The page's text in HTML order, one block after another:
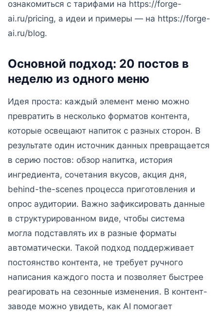
ознакомиться с тарифами на https://forge-
ai.ru/pricing, а идеи и примеры — на https://forge-
ai.ru/blog.
Основной подход: 20 постов в
неделю из одного меню
Идея проста: каждый элемент меню можно
превратить в несколько форматов контента,
которые освещают напиток с разных сторон. В
результате один источник данных превращается
в серию постов: обзор напитка, история
ингредиента, сочетания вкусов, акция дня,
behind-the-scenes процесса приготовления и
опрос аудитории. Важно зафиксировать данные
в структурированном виде, чтобы система
могла подставлять их в разные форматы
автоматически. Такой подход поддерживает
постоянство контента, не требует ручного
написания каждого поста и позволяет быстрее
реагировать на сезонные изменения. В контент-
заводе можно увидеть, как AI помогает